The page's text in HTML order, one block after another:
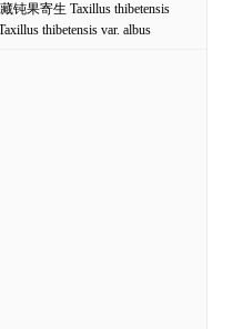
钝果寄生 Taxillus thibetensis
thibetensis var. albus